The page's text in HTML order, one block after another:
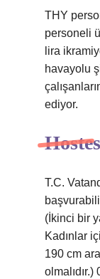
THY
personeli
lira
havayolu
ediyor.
T.C.
(İkinci bir
Kadınlar
190 cm
olmalıdır.)